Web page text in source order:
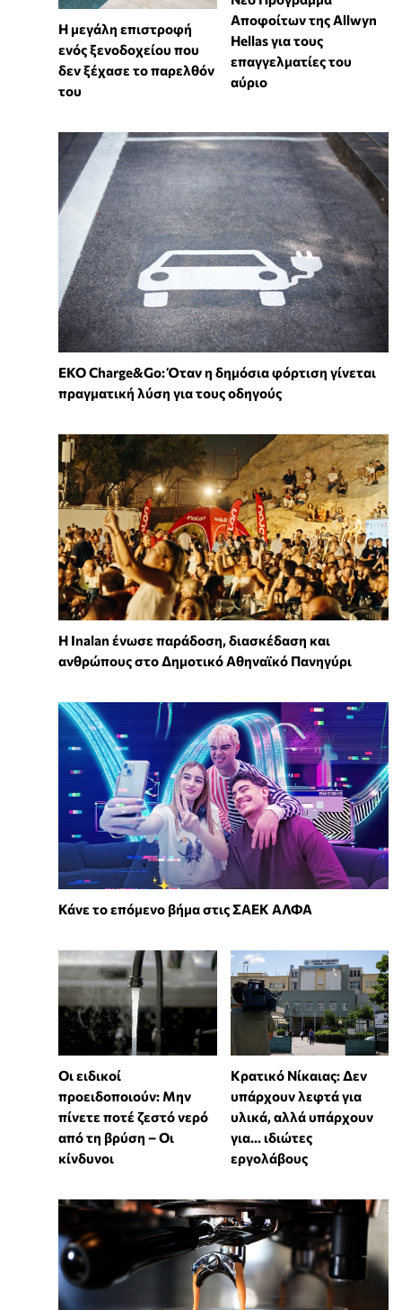
Η μεγάλη επιστροφή
ενός ξενοδοχείου που
δεν ξέχασε το παρελθόν
του
Αποφοίτων της Allwyn
Hellas για τους
επαγγελματίες του
αύριο
EKO Charge&Go: Όταν η δημόσια φόρτιση γίνεται
πραγματική λύση για τους οδηγούς
Η Inalan ένωσε παράδοση, διασκέδαση και
ανθρώπους στο Δημοτικό Αθηναϊκό Πανηγύρι
Κάνε το επόμενο βήμα στις ΣΑΕΚ ΑΛΦΑ
Οι ειδικοί
προειδοποιούν: Μην
πίνετε ποτέ ζεστό νερό
από τη βρύση – Οι
κίνδυνοι
Κρατικό Νίκαιας: Δεν
υπάρχουν λεφτά για
υλικά, αλλά υπάρχουν
για... ιδιώτες
εργολάβους